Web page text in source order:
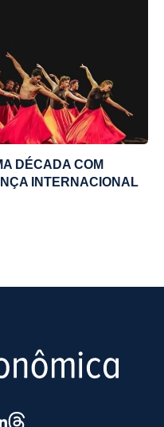
DÉCADA COM
INTERNACIONAL